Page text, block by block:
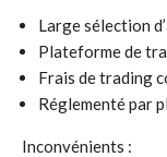
Large sélection
Plateforme de
Frais de trading
Réglementé par
Inconvénients :